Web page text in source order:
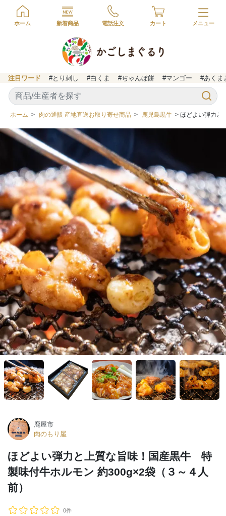
ホーム 新着商品 電話注文 カート
注目ワード #とり刺し #白くま #ぢゃんぼ餅 #マンゴー #あくま
ホーム > 肉の通販 産地直送お取り寄せ商品 > 鹿児島黒牛 > ほどよい弾力と
鹿屋市
肉のもり屋
ほどよい弾力と上質な旨味！国産黒牛 特
製味付牛ホルモン 約300g×2袋（３～４人
前）
0件